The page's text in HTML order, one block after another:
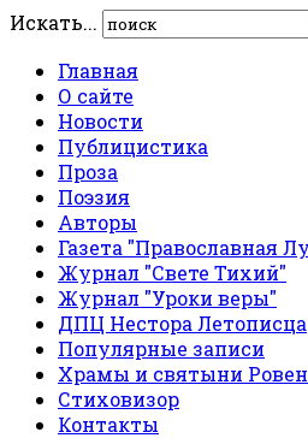
Искать...
Главная
О сайте
Новости
Публицистика
Проза
Поэзия
Авторы
Газета "Православная
Журнал "Свете Тихий"
Журнал "Уроки веры"
ДПЦ Нестора Летописца
Популярные записи
Храмы и святыни
Стиховизор
Контакты